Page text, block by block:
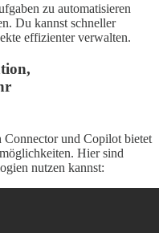
zu automatisieren
Du kannst schneller
effizienter verwalten.
und Copilot bietet
Hier sind
nutzen kannst: